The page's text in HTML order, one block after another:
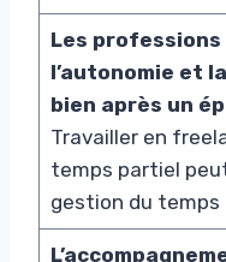
Les
l’autonomie et
bien après un
Travailler en
temps partiel
gestion du temps